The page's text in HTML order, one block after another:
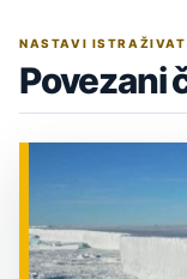
NASTAVI
Povezani